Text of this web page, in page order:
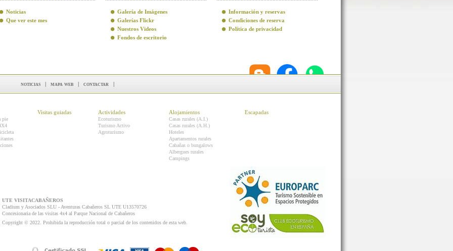
Noticias
Que ver este mes
Galería de Imágenes
Galerías Flickr
Nuestros Videos
Fondos de escritorio
Información y reservas
Condiciones de reserva
Política de privacidad
noticias | mapa web | contactar |
pie
Visitas guiadas Actividades
Ecoturismo
Turismo Activo
Agroturismo
Alojamientos
Casas rurales (A.I.)
Casas rurales (A.H.)
Hoteles
Apartamentos rurales
Cabañas o bungalows
Albergues rurales
Campings
Escapadas
UTE VISITACABAÑEROS
Cladium y Asociados SLU - Aventuras Cabañeros SL UTE U13570726
Concesionaria de las visitas 4x4 al Parque Nacional de Cabañeros
Copyright © 2022. Prohibida la reproducción total o parcial de los contenidos de esta web.